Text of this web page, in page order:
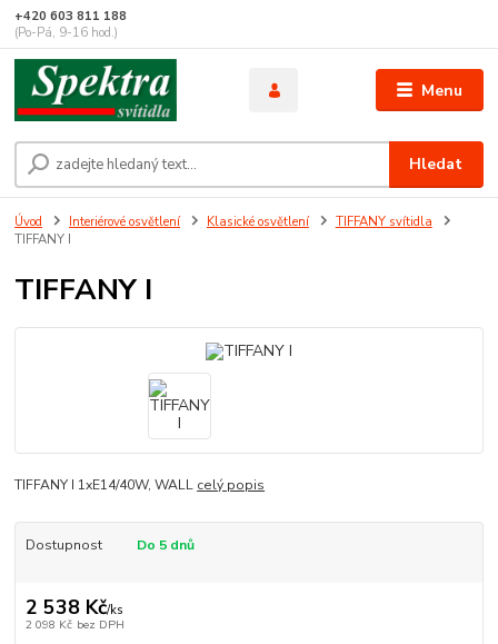
Menu
Hledat
+420 603 811 188
(Po-Pá, 9-16 hod.)
Úvod Interiérové osvětlení Klasické osvětlení
TIFFANY svítidla
TIFFANY I
TIFFANY I
TIFFANY I 1xE14/40W, WALL celý popis
Dostupnost Do 5 dnů
2 538 Kč/ks
2 098 Kč bez DPH